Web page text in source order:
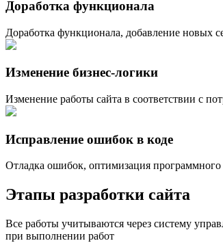
Доработка функционала
Доработка функционала, добавление новых
Изменение бизнес-логики
Изменение работы сайта в соответствии с
Исправление ошибок в коде
Отладка ошибок, оптимизация
Этапы разработки сайта
Все работы учитываются через систему
при выполнении работ